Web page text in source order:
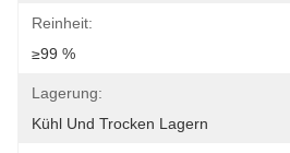
Reinheit:
≥99 %
Lagerung:
Kühl Und Trocken Lagern